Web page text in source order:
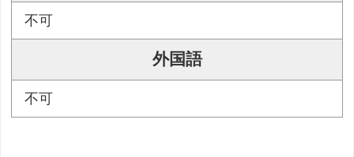
不可
外国語
不可